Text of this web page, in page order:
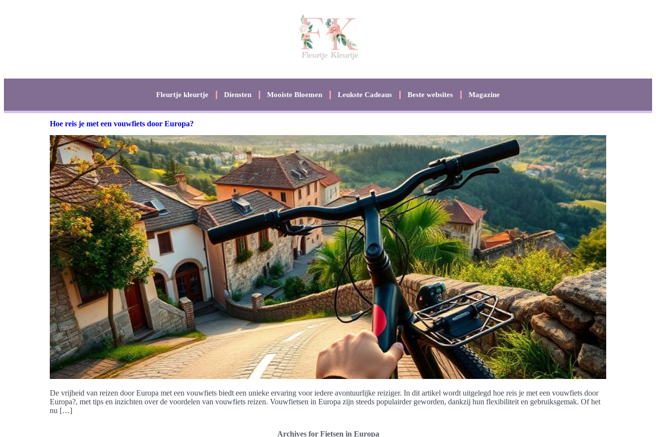
Fleurtje kleurtje Diensten Mooiste Bloemen Leukste Cadeaus Beste websites Magazine
Hoe reis je met een vouwfiets door Europa?
De vrijheid van reizen door Europa met een vouwfiets biedt een unieke ervaring voor iedere avontuurlijke reiziger. In dit artikel wordt uitgelegd hoe reis je met een vouwfiets door
Europa?, met tips en inzichten over de voordelen van vouwfiets reizen. Vouwfietsen in Europa zijn steeds populairder geworden, dankzij hun flexibiliteit en gebruiksgemak. Of het
nu […]
Archives for Fietsen in Europa